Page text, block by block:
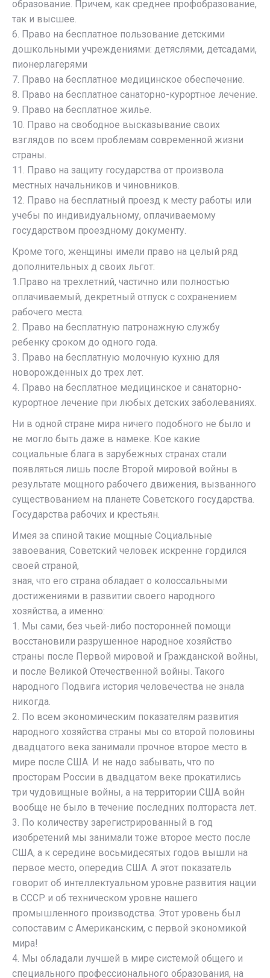
образование. Причем, как среднее профобразование,
так и высшее.
6. Право на бесплатное пользование детскими
дошкольными учреждениями: детяслями, детсадами,
пионерлагерями
7. Право на бесплатное медицинское обеспечение.
8. Право на бесплатное санаторно-курортное лечение.
9. Право на бесплатное жилье.
10. Право на свободное высказывание своих
взглядов по всем проблемам современной жизни
страны.
11. Право на защиту государства от произвола
местных начальников и чиновников.
12. Право на бесплатный проезд к месту работы или
учебы по индивидуальному, оплачиваемому
государством проездному документу.
Кроме того, женщины имели право на целый ряд
дополнительных д своих льгот:
1.Право на трехлетний, частично или полностью
оплачиваемый, декретный отпуск с сохранением
рабочего места.
2. Право на бесплатную патронажную службу
ребенку сроком до одного года.
3. Право на бесплатную молочную кухню для
новорожденных до трех лет.
4. Право на бесплатное медицинское и санаторно-
курортное лечение при любых детских заболеваниях.
Ни в одной стране мира ничего подобного не было и
не могло быть даже в намеке. Кое какие
социальные блага в зарубежных странах стали
появляться лишь после Второй мировой войны в
результате мощного рабочего движения, вызванного
существованием на планете Советского государства.
Государства рабочих и крестьян.
Имея за спиной такие мощные Социальные
завоевания, Советский человек искренне гордился
своей страной,
зная, что его страна обладает о колоссальными
достижениями в развитии своего народного
хозяйства, а именно:
1. Мы сами, без чьей-либо посторонней помощи
восстановили разрушенное народное хозяйство
страны после Первой мировой и Гражданской войны,
и после Великой Отечественной войны. Такого
народного Подвига история человечества не знала
никогда.
2. По всем экономическим показателям развития
народного хозяйства страны мы со второй половины
двадцатого века занимали прочное второе место в
мире после США. И не надо забывать, что по
просторам России в двадцатом веке прокатились
три чудовищные войны, а на территории США войн
вообще не было в течение последних полтораста лет.
3. По количеству зарегистрированный в год
изобретений мы занимали тоже второе место после
США, а к середине восьмидесятых годов вышли на
первое место, опередив США. А этот показатель
говорит об интеллектуальном уровне развития нации
в СССР и об техническом уровне нашего
промышленного производства. Этот уровень был
сопоставим с Американским, с первой экономикой
мира!
4. Мы обладали лучшей в мире системой общего и
специального профессионального образования, на